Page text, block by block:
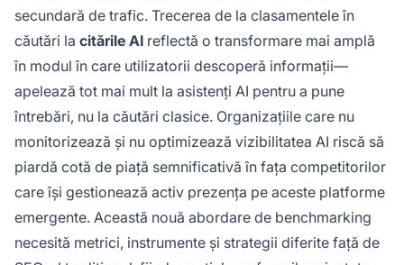
secundară de trafic. Trecerea de la clasamentele în
căutări la citările AI reflectă o transformare mai amplă
în modul în care utilizatorii descoperă informații—
apelează tot mai mult la asistenți AI pentru a pune
întrebări, nu la căutări clasice. Organizațiile care nu
monitorizează și nu optimizează vizibilitatea AI riscă să
piardă cotă de piață semnificativă în fața competitorilor
care își gestionează activ prezența pe aceste platforme
emergente. Această nouă abordare de benchmarking
necesită metrici, instrumente și strategii diferite față de